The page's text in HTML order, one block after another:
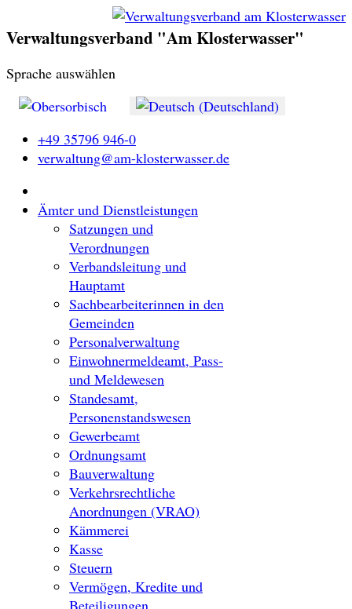
Verwaltungsverband "Am Klosterwasser"
Sprache auswählen
+49 35796 946-0
verwaltung@am-klosterwasser.de
Ämter und Dienstleistungen
Satzungen und
Verordnungen
Verbandsleitung und
Hauptamt
Sachbearbeiterinnen in den
Gemeinden
Personalverwaltung
Einwohnermeldeamt, Pass-
und Meldewesen
Standesamt,
Personenstandswesen
Gewerbeamt
Ordnungsamt
Bauverwaltung
Verkehrsrechtliche
Anordnungen (VRAO)
Kämmerei
Kasse
Steuern
Vermögen, Kredite und
Beteiligungen